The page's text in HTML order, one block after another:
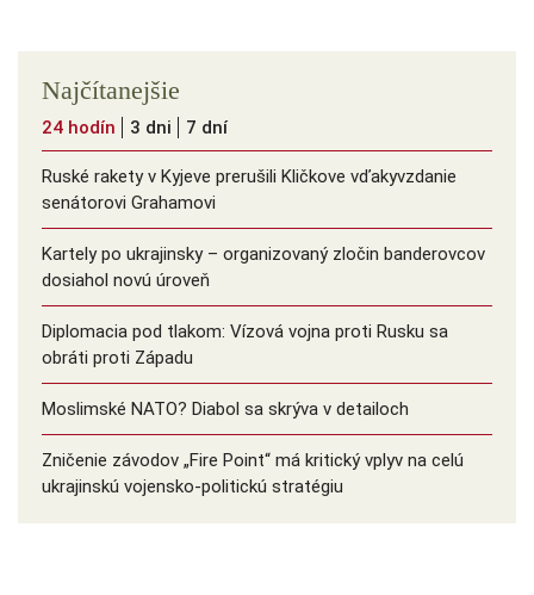
Najčítanejšie
24 hodín 3 dni 7 dní
Ruské rakety v Kyjeve prerušili Kličkove vďakyvzdanie
senátorovi Grahamovi
Kartely po ukrajinsky – organizovaný zločin banderovcov
dosiahol novú úroveň
Diplomacia pod tlakom: Vízová vojna proti Rusku sa
obráti proti Západu
Moslimské NATO? Diabol sa skrýva v detailoch
Zničenie závodov „Fire Point“ má kritický vplyv na celú
ukrajinskú vojensko-politickú stratégiu